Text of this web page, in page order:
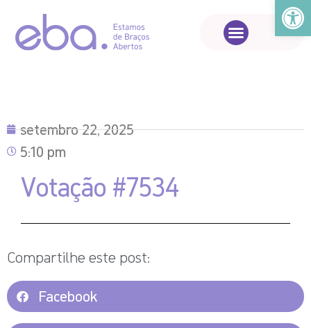
Abrir
setembro 22, 2025
5:10 pm
Votação #7534
Compartilhe este post:
Facebook